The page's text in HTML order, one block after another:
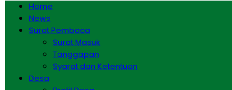
Home
News
Surat Pembaca
Surat Masuk
Tanggapan
Syarat dan Ketentuan
Desa